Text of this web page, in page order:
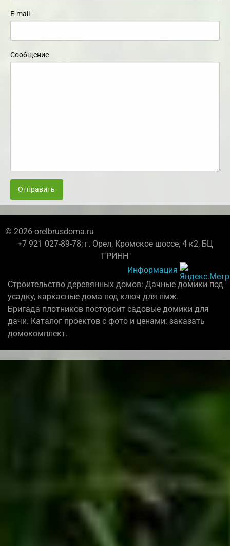
E-mail
Сообщение
Отправить
© 2026 orelbrusdoma.ru
+7 921 027-89-78; г. Орел, Кромское шоссе, 4 к2, БЦ
"ГРИНН"
Информация
Строительство деревянных домов: Дачные домики под
усадку, каркасные дома под ключ для пмж.
Бригада плотников постороит садовые домики для
дачи. Каталог проектов с фото и ценами: заказать
домокомплект.